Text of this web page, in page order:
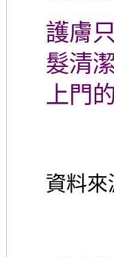
護膚
髮清
上門
資料